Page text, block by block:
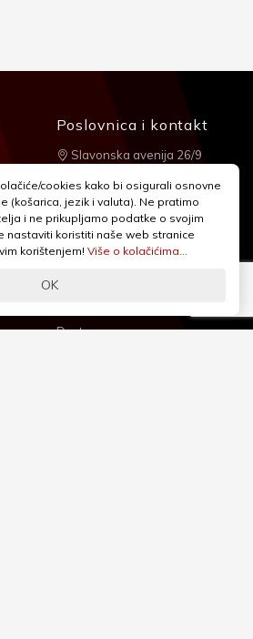
Podrška
Dostava
Poslovnica i kontakt
Slavonska avenija 26/9
+385 1 2455 950
webshop@iqcentar.hr
Pon - Pet od 9 - 17h
cookies kako bi osigurali osnovne
(košarica, jezik i valuta). Ne pratimo
i ne prikupljamo podatke o svojim
nastaviti koristiti naše web stranice
korištenjem! Više o kolačićima...
OK